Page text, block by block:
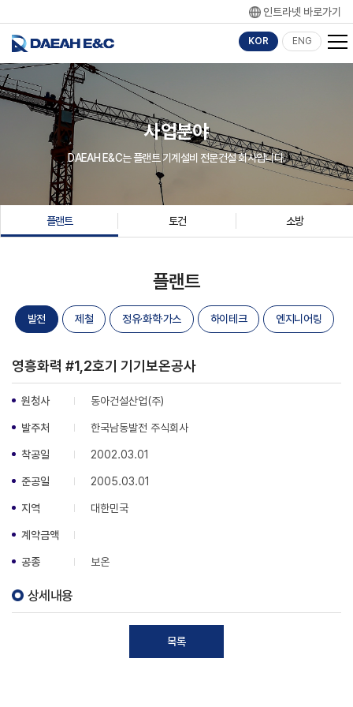
인트라넷 바로가기
KOR ENG
사업분야
DAEAH E&C는 플랜트 기계설비 전문건설 회사입니다.
플랜트 토건 소방
플랜트
발전 제철 정유·화학·가스 하이테크 엔지니어링
영흥화력 #1,2호기 기기보온공사
원청사 동아건설산업(주)
발주처 한국남동발전 주식회사
착공일 2002.03.01
준공일 2005.03.01
지역 대한민국
계약금액
공종 보온
상세내용
목록